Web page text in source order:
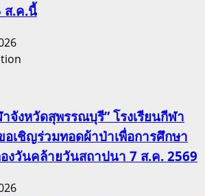
ส.ค.นี้
าจังหวัดสุพรรณบุรี” โรงเรียนกีฬา
อเชิญร่วมทอดผ้าป่าเพื่อการศึกษา
งวันคล้ายวันสถาปนา 7 ส.ค. 2569